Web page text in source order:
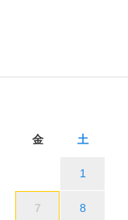
金 土
1
7 8